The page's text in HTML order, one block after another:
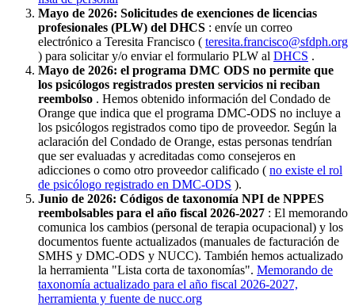
Mayo de 2026: Solicitudes de exenciones de licencias
profesionales (PLW) del DHCS : envíe un correo
electrónico a Teresita Francisco ( teresita.francisco@sfdph.org
) para solicitar y/o enviar el formulario PLW al DHCS .
Mayo de 2026: el programa DMC ODS no permite que
los psicólogos registrados presten servicios ni reciban
reembolso . Hemos obtenido información del Condado de
Orange que indica que el programa DMC-ODS no incluye a
los psicólogos registrados como tipo de proveedor. Según la
aclaración del Condado de Orange, estas personas tendrían
que ser evaluadas y acreditadas como consejeros en
adicciones o como otro proveedor calificado ( no existe el rol
de psicólogo registrado en DMC-ODS ).
Junio ​​de 2026: Códigos de taxonomía NPI de NPPES
reembolsables para el año fiscal 2026-2027 : El memorando
comunica los cambios (personal de terapia ocupacional) y los
documentos fuente actualizados (manuales de facturación de
SMHS y DMC-ODS y NUCC). También hemos actualizado
la herramienta "Lista corta de taxonomías". Memorando de
taxonomía actualizado para el año fiscal 2026-2027,
herramienta y fuente de nucc.org